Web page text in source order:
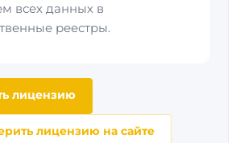
всех данных в
реестры.
лицензию
лицензию на сайте